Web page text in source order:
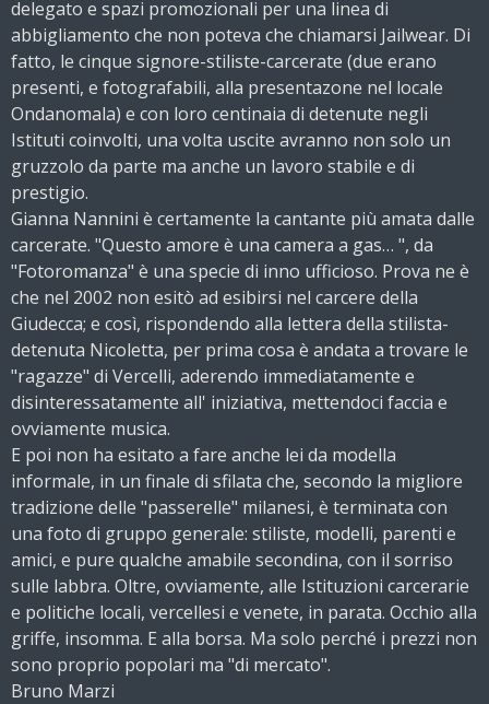
delegato e spazi promozionali per una linea di
abbigliamento che non poteva che chiamarsi Jailwear. Di
fatto, le cinque signore-stiliste-carcerate (due erano
presenti, e fotografabili, alla presentazone nel locale
Ondanomala) e con loro centinaia di detenute negli
Istituti coinvolti, una volta uscite avranno non solo un
gruzzolo da parte ma anche un lavoro stabile e di
prestigio.
Gianna Nannini è certamente la cantante più amata dalle
carcerate. "Questo amore è una camera a gas… ", da
"Fotoromanza" è una specie di inno ufficioso. Prova ne è
che nel 2002 non esitò ad esibirsi nel carcere della
Giudecca; e così, rispondendo alla lettera della stilista-
detenuta Nicoletta, per prima cosa è andata a trovare le
"ragazze" di Vercelli, aderendo immediatamente e
disinteressatamente all' iniziativa, mettendoci faccia e
ovviamente musica.
E poi non ha esitato a fare anche lei da modella
informale, in un finale di sfilata che, secondo la migliore
tradizione delle "passerelle" milanesi, è terminata con
una foto di gruppo generale: stiliste, modelli, parenti e
amici, e pure qualche amabile secondina, con il sorriso
sulle labbra. Oltre, ovviamente, alle Istituzioni carcerarie
e politiche locali, vercellesi e venete, in parata. Occhio alla
griffe, insomma. E alla borsa. Ma solo perché i prezzi non
sono proprio popolari ma "di mercato".
Bruno Marzi